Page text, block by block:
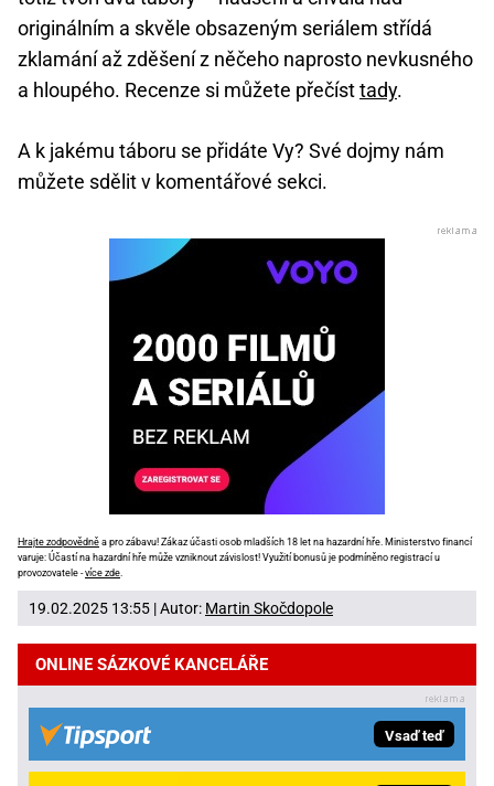
originálním a skvěle obsazeným seriálem střídá
zklamání až zděšení z něčeho naprosto nevkusného
a hloupého. Recenze si můžete přečísttady.
A k jakému táboru se přidáte Vy? Své dojmy nám
můžete sdělit v komentářové sekci.
Hrajte zodpovědně a pro zábavu! Zákaz účasti osob mladších 18 let na hazardní hře. Ministerstvo financí
varuje: Účastí na hazardní hře může vzniknout závislost! Využití bonusů je podmíněno registrací u
provozovatele -více zde.
19.02.2025 13:55 | Autor: Martin Skočdopole
ONLINE SÁZKOVÉ KANCELÁŘE
Vsaď teď